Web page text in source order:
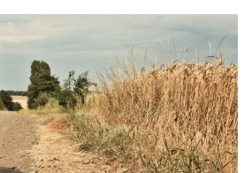
ali dežnik. A ta na videz
notranjosti ima
nalogo.